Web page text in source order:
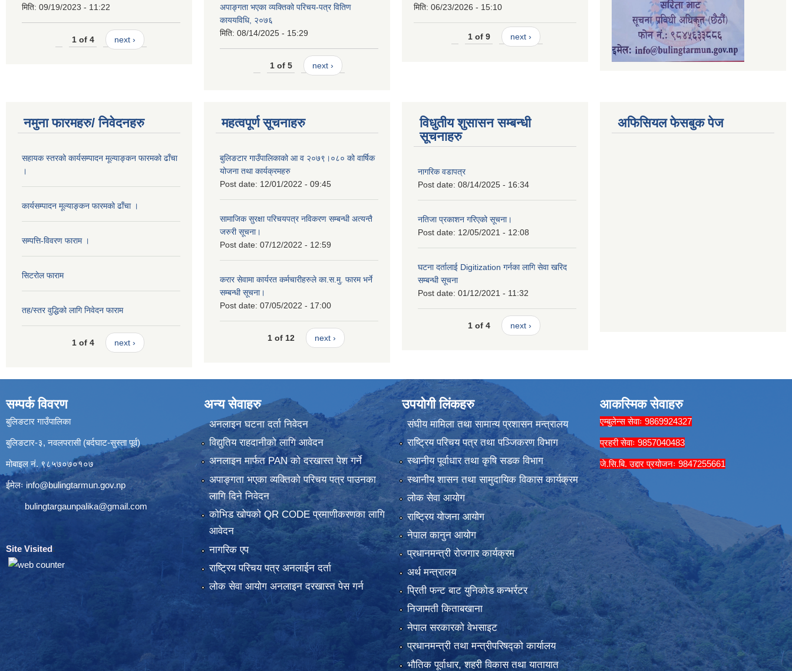
मिति: 09/19/2023 - 11:22
1 of 4 next ›
अपाङ्गता भएका व्यक्तिको परिचय-पत्र वितिण
काययविधि, २०७६
मिति: 08/14/2025 - 15:29
1 of 5 next ›
मिति: 06/23/2026 - 15:10
1 of 9 next ›
नमुना फारमहरु/ निवेदनहरु
सहायक स्तरको कार्यसम्पादन मूल्याङ्कन फारमको ढाँचा
।
कार्यसम्पादन मूल्याङ्कन फारमको ढाँचा ।
सम्पत्ति-विवरण फाराम ।
सिटरोल फाराम
तह/स्तर वुद्धिको लागि निवेदन फाराम
1 of 4 next ›
महत्वपूर्ण सूचनाहरु
बुलिङटार गाउँपालिकाको आ व २०७९।०८० को वार्षिक
योजना तथा कार्यक्रमहरु
Post date: 12/01/2022 - 09:45
सामाजिक सुरक्षा परिचयपत्र नविकरण सम्बन्धी अत्यन्तै
जरुरी सूचना।
Post date: 07/12/2022 - 12:59
करार सेवामा कार्यरत कर्मचारीहरुले का.स.मु. फारम भर्ने
सम्बन्धी सूचना।
Post date: 07/05/2022 - 17:00
1 of 12 next ›
विधुतीय शुसासन सम्बन्धी
सूचनाहरु
नागरिक वडापत्र
Post date: 08/14/2025 - 16:34
नतिजा प्रकाशन गरिएको सूचना।
Post date: 12/05/2021 - 12:08
घटना दर्तालाई Digitization गर्नका लागि सेवा खरिद
सम्बन्धी सूचना
Post date: 01/12/2021 - 11:32
1 of 4 next ›
अफिसियल फेसबुक पेज
सम्पर्क विवरण
बुलिङटार गाउँपालिका
बुलिङटार-३, नवलपरासी (बर्दघाट-सुस्ता पूर्व)
मोबाइल नं. ९८५७०७०१०७
ईमेलः info@bulingtarmun.gov.np
bulingtargaunpalika@gmail.com
Site Visited:
अन्य सेवाहरु
अनलाइन घटना दर्ता निवेदन
विद्युतिय राहदानीको लागि आवेदन
अनलाइन मार्फत PAN को दरखास्त पेश गर्ने
अपाङ्गता भएका व्यक्तिको परिचय पत्र पाउनका
लागि दिने निवेदन
कोभिड खोपको QR CODE प्रमाणीकरणका लागि
आवेदन
नागरिक एप
राष्ट्रिय परिचय पत्र अनलाईन दर्ता
लोक सेवा आयोग अनलाइन दरखास्त पेस गर्न
उपयोगी लिंकहरु
संघीय मामिला तथा सामान्य प्रशासन मन्त्रालय
राष्ट्रिय परिचय पत्र तथा पञ्जिकरण विभाग
स्थानीय पूर्वाधार तथा कृषि सडक विभाग
स्थानीय शासन तथा सामुदायिक विकास कार्यक्रम
लोक सेवा आयोग
राष्ट्रिय योजना आयोग
नेपाल कानुन आयोग
प्रधानमन्त्री रोजगार कार्यक्रम
अर्थ मन्त्रालय
प्रिती फन्ट बाट युनिकोड कन्भर्रटर
निजामती किताबखाना
नेपाल सरकारको वेभसाइट
प्रधानमन्त्री तथा मन्त्रीपरिषद्को कार्यालय
भौतिक पूर्वाधार, शहरी विकास तथा यातायात
आकस्मिक सेवाहरु
एम्बुलेन्स सेवाः 9869924327
प्रहरी सेवाः 9857040483
जे.सि.बि. उद्दार प्रयोजनः 9847255661